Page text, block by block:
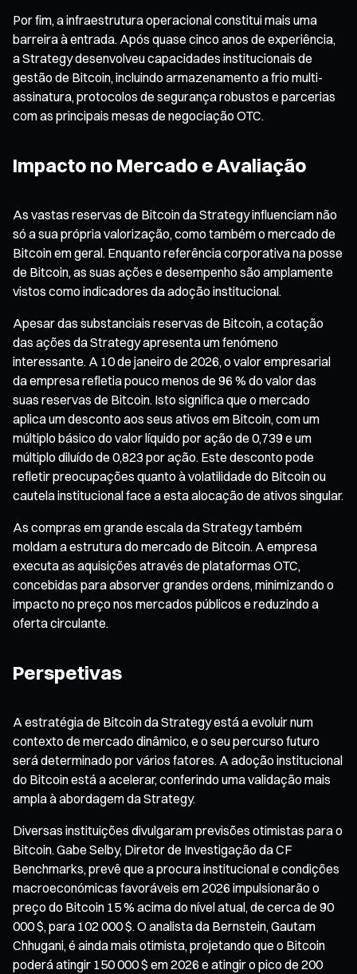
Por fim, a infraestrutura operacional constitui mais uma
barreira à entrada. Após quase cinco anos de experiência,
a Strategy desenvolveu capacidades institucionais de
gestão de Bitcoin, incluindo armazenamento a frio multi-
assinatura, protocolos de segurança robustos e parcerias
com as principais mesas de negociação OTC.
Impacto no Mercado e Avaliação
As vastas reservas de Bitcoin da Strategy influenciam não
só a sua própria valorização, como também o mercado de
Bitcoin em geral. Enquanto referência corporativa na posse
de Bitcoin, as suas ações e desempenho são amplamente
vistos como indicadores da adoção institucional.
Apesar das substanciais reservas de Bitcoin, a cotação
das ações da Strategy apresenta um fenómeno
interessante. A 10 de janeiro de 2026, o valor empresarial
da empresa refletia pouco menos de 96 % do valor das
suas reservas de Bitcoin. Isto significa que o mercado
aplica um desconto aos seus ativos em Bitcoin, com um
múltiplo básico do valor líquido por ação de 0,739 e um
múltiplo diluído de 0,823 por ação. Este desconto pode
refletir preocupações quanto à volatilidade do Bitcoin ou
cautela institucional face a esta alocação de ativos singular.
As compras em grande escala da Strategy também
moldam a estrutura do mercado de Bitcoin. A empresa
executa as aquisições através de plataformas OTC,
concebidas para absorver grandes ordens, minimizando o
impacto no preço nos mercados públicos e reduzindo a
oferta circulante.
Perspetivas
A estratégia de Bitcoin da Strategy está a evoluir num
contexto de mercado dinâmico, e o seu percurso futuro
será determinado por vários fatores. A adoção institucional
do Bitcoin está a acelerar, conferindo uma validação mais
ampla à abordagem da Strategy.
Diversas instituições divulgaram previsões otimistas para o
Bitcoin. Gabe Selby, Diretor de Investigação da CF
Benchmarks, prevê que a procura institucional e condições
macroeconómicas favoráveis em 2026 impulsionarão o
preço do Bitcoin 15 % acima do nível atual, de cerca de 90
000 $, para 102 000 $. O analista da Bernstein, Gautam
Chhugani, é ainda mais otimista, projetando que o Bitcoin
poderá atingir 150 000 $ em 2026 e atingir o pico de 200